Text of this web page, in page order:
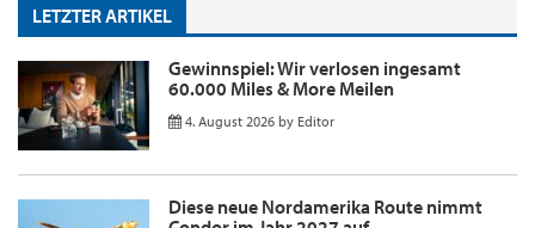
LETZTER ARTIKEL
Gewinnspiel: Wir verlosen ingesamt
60.000 Miles & More Meilen
4. August 2026 by Editor
Diese neue Nordamerika Route nimmt